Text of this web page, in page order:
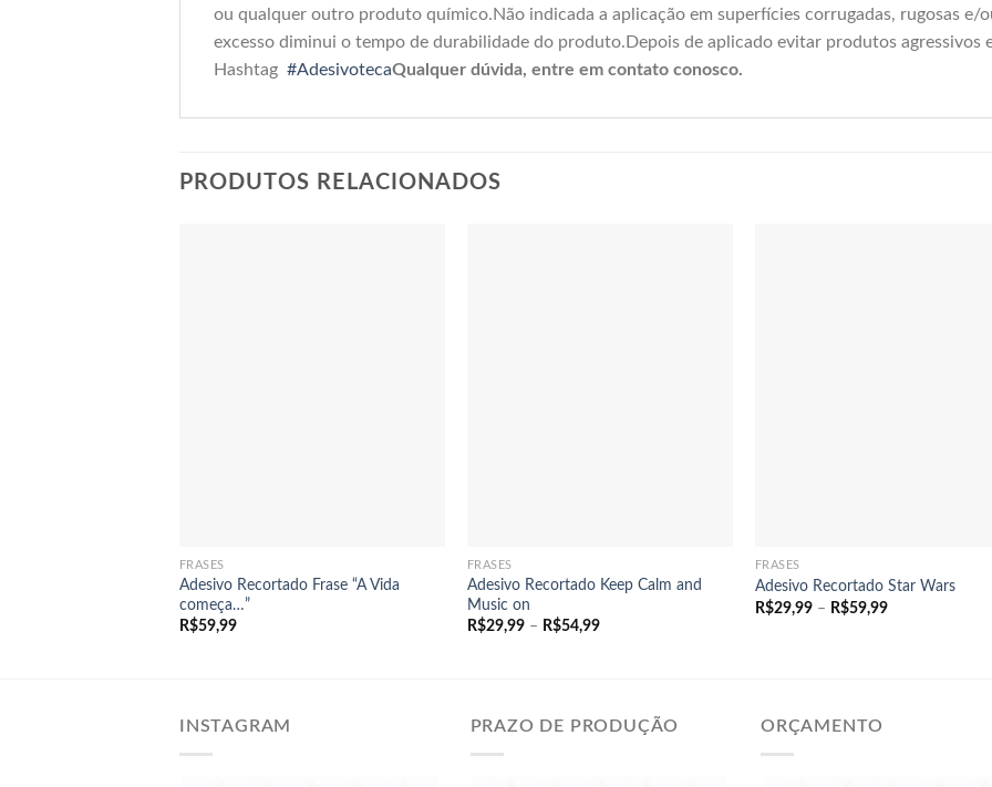
ou qualquer outro produto químico.Não indicada a aplicação em superfícies corrugadas, rugosas e/
excesso diminui o tempo de durabilidade do produto.Depois de aplicado evitar produtos agressivos
Hashtag #AdesivotecaQualquer dúvida, entre em contato conosco.
PRODUTOS RELACIONADOS
FRASES
Adesivo Recortado Frase “A Vida
começa…”
R$59,99
FRASES
Adesivo Recortado Keep Calm and
Music on
R$29,99 – R$54,99Faixa
FRASES
Adesivo Recortado Star Wars
R$29,99 – R$59,99Faixa
INSTAGRAM PRAZO DE PRODUÇÃO ORÇAMENTO